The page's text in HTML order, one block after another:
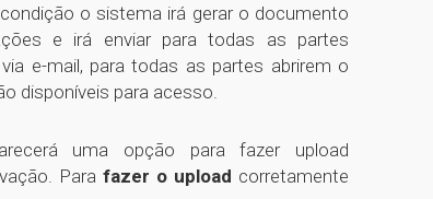
o sistema irá gerar o documento
e irá enviar para todas as partes
e-mail, para todas as partes abrirem o
disponíveis para acesso.
uma opção para fazer upload
Para fazer o upload corretamente